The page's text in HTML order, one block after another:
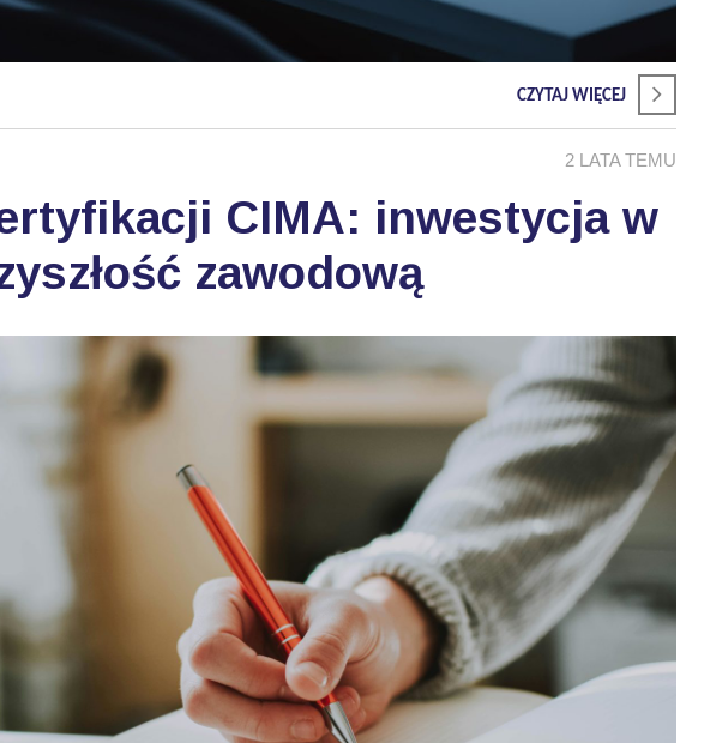
CZYTAJ WIĘCEJ
2 LATA TEMU
CIMA: inwestycja w
zawodową